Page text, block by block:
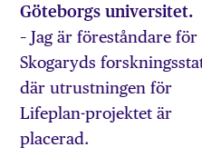
Göteborgs universitet.
– Jag är föreståndare för
Skogaryds
där utrustningen för
Lifeplan-projektet är
placerad.